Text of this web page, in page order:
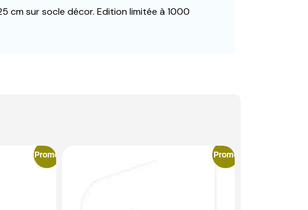
cm sur socle décor. Edition limitée à 1000
Promo Promo